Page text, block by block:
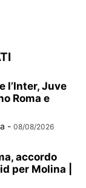
l’Inter, Juve
Roma e
- 08/08/2026
accordo
per Molina |